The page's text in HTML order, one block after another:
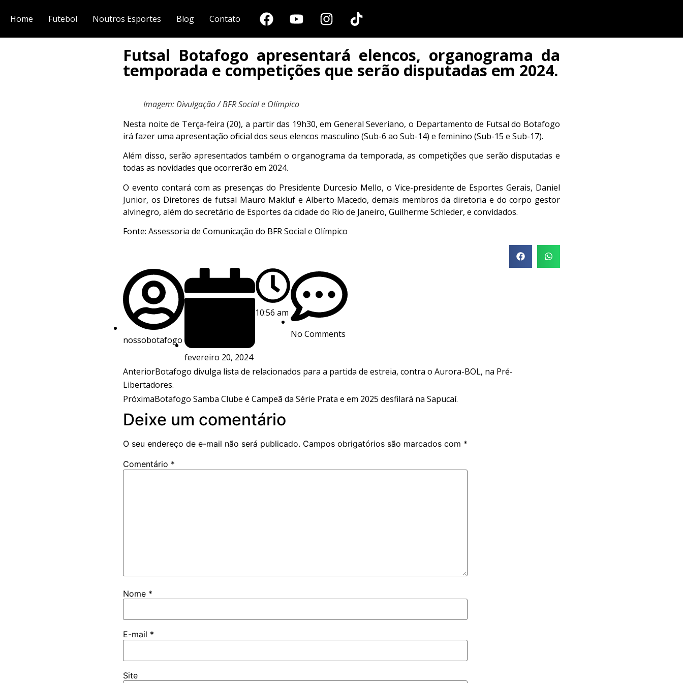
Home Futebol Noutros Esportes Blog Contato
Futsal Botafogo apresentará elencos, organograma da
temporada e competições que serão disputadas em 2024.
Imagem: Divulgação / BFR Social e Olímpico
Nesta noite de Terça-feira (20), a partir das 19h30, em General Severiano, o Departamento de Futsal do Botafogo
irá fazer uma apresentação oficial dos seus elencos masculino (Sub-6 ao Sub-14) e feminino (Sub-15 e Sub-17).
Além disso, serão apresentados também o organograma da temporada, as competições que serão disputadas e
todas as novidades que ocorrerão em 2024.
O evento contará com as presenças do Presidente Durcesio Mello, o Vice-presidente de Esportes Gerais, Daniel
Junior, os Diretores de futsal Mauro Makluf e Alberto Macedo, demais membros da diretoria e do corpo gestor
alvinegro, além do secretário de Esportes da cidade do Rio de Janeiro, Guilherme Schleder, e convidados.
Fonte: Assessoria de Comunicação do BFR Social e Olímpico
nossobotafogo
fevereiro 20, 2024
10:56 am
No Comments
AnteriorBotafogo divulga lista de relacionados para a partida de estreia, contra o Aurora-BOL, na Pré-
Libertadores.
PróximaBotafogo Samba Clube é Campeã da Série Prata e em 2025 desfilará na Sapucaí.
Deixe um comentário
O seu endereço de e-mail não será publicado. Campos obrigatórios são marcados com *
Comentário *
Nome *
E-mail *
Site